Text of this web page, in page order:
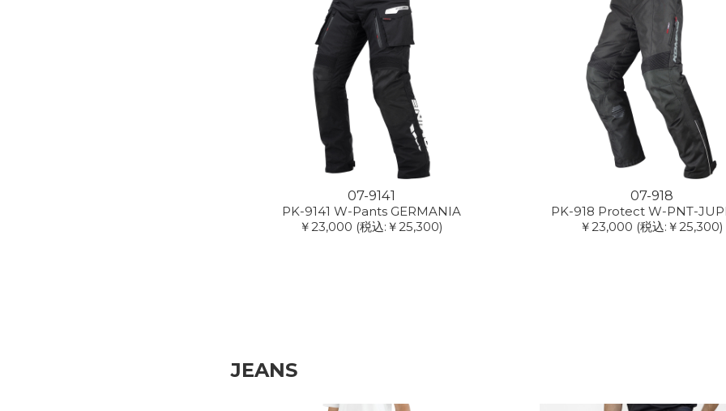
07-9141
PK-9141 W-Pants GERMANIA
￥23,000 (税込:￥25,300)
07-918
PK-918 Protect W-PNT-
￥23,000 (税込:￥25,300)
JEANS